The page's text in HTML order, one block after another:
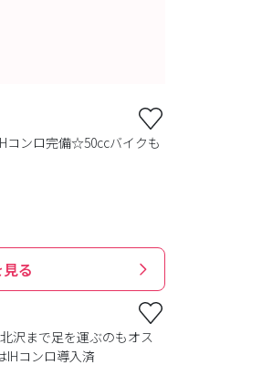
コンロ完備☆50ccバイクも
る
沢まで足を運ぶのもオス
コンロ導入済